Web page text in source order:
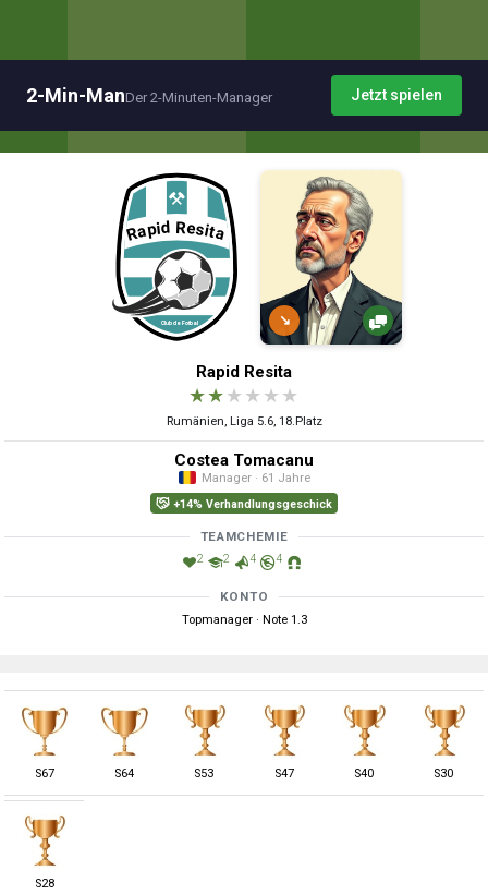
2-Min-ManDer 2-Minuten-Manager Jetzt spielen
↘
Rapid Resita
★★★ ★ ★ ★
Rumänien, Liga 5.6, 18.Platz
Costea Tomacanu
Manager · 61 Jahre
+14% Verhandlungsgeschick
TEAMCHEMIE
2 2 4 4
KONTO
Topmanager · Note 1.3
S67 S64 S53 S47 S40 S30
S28